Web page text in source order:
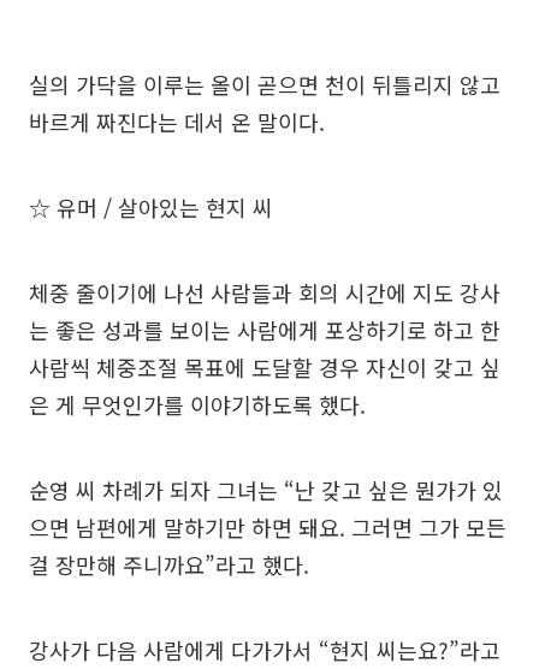
실의 가닥을 이루는 올이 곧으면 천이 뒤틀리지 않고
바르게 짜진다는 데서 온 말이다.
☆ 유머 / 살아있는 현지 씨
체중 줄이기에 나선 사람들과 회의 시간에 지도 강사
는 좋은 성과를 보이는 사람에게 포상하기로 하고 한
사람씩 체중조절 목표에 도달할 경우 자신이 갖고 싶
은 게 무엇인가를 이야기하도록 했다.
순영 씨 차례가 되자 그녀는 “난 갖고 싶은 뭔가가 있
으면 남편에게 말하기만 하면 돼요. 그러면 그가 모든
걸 장만해 주니까요”라고 했다.
강사가 다음 사람에게 다가가서 “현지 씨는요?”라고